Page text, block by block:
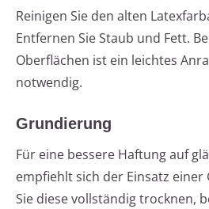
Reinigen Sie den alten
Entfernen Sie Staub und Fett.
Oberflächen ist ein leichtes
notwendig.
Grundierung
Für eine bessere Haftung auf
empfiehlt sich der Einsatz einer
Sie diese vollständig trocknen,